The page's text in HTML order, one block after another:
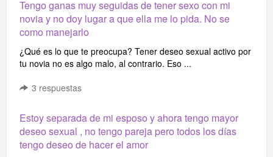
Tengo ganas muy seguidas de tener sexo con mi
novia y no doy lugar a que ella me lo pida. No se
como manejarlo
¿Qué es lo que te preocupa? Tener deseo sexual activo por
tu novia no es algo malo, al contrario. Eso ...
3 respuestas
Estoy separada de mi esposo y ahora tengo mayor
deseo sexual , no tengo pareja pero todos los días
tengo deseo de hacer el amor